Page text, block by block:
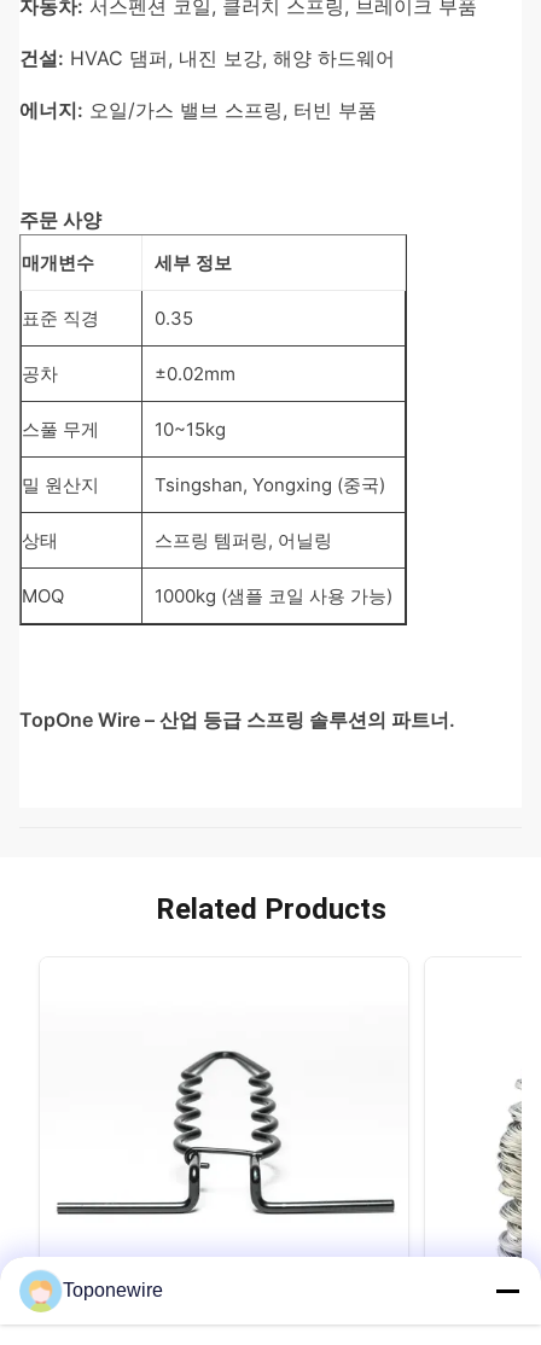
자동차: 서스펜션 코일, 클러치 스프링, 브레이크 부품
건설: HVAC 댐퍼, 내진 보강, 해양 하드웨어
에너지: 오일/가스 밸브 스프링, 터빈 부품
주문 사양
매개변수 세부 정보
표준 직경 0.35
공차 ±0.02mm
스풀 무게 10~15kg
밀 원산지 Tsingshan, Yongxing (중국)
상태 스프링 템퍼링, 어닐링
MOQ 1000kg (샘플 코일 사용 가능)
TopOne Wire – 산업 등급 스프링 솔루션의 파트너.
Related Products
Toponewire